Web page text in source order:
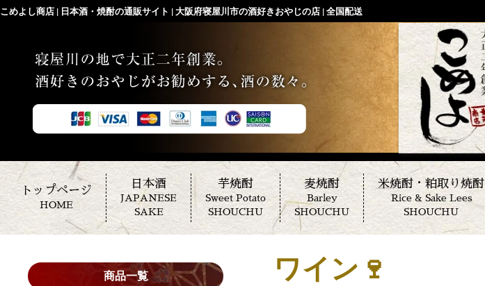
こめよし商店 | 日本酒・焼酎の通販サイト | 大阪府寝屋川市の酒好きおやじの店 | 全国配送
トップページ
HOME
日本酒
JAPANESE
SAKE
芋焼酎
Sweet Potato
SHOUCHU
麦焼酎
Barley
SHOUCHU
米焼酎・粕取り焼酎
Rice & Sake Lees
SHOUCHU
商品一覧 ワイン🍷